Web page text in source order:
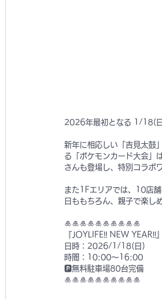
2026年最初となる 1/18(日
新年に相応しい「吉見太鼓
る「ポケモンカード大会」
さんも登場し、特別コラボ
また1Fエリアでは、10店
日ももちろん、親子で楽し
🎍🎍🎍🎍🎍🎍🎍🎍🎍🎍
『JOYLIFE!! NEW YEAR!!
日時：2026/1/18(日)
時間：10:00〜16:00
🅿️無料駐車場80台完備
🎍🎍🎍🎍🎍🎍🎍🎍🎍🎍